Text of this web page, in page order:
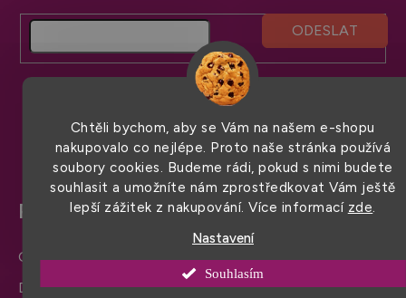
Chtěli bychom, aby se Vám na našem e-shopu
nakupovalo co nejlépe. Proto naše stránka používá
soubory cookies. Budeme rádi, pokud s nimi budete
souhlasit a umožníte nám zprostředkovat Vám ještě
lepší zážitek z nakupování. Více informací zde
Nastavení
Souhlasím
á
a
t
Pro snadný nákup
Obchodní podmínky
Doprava a platba